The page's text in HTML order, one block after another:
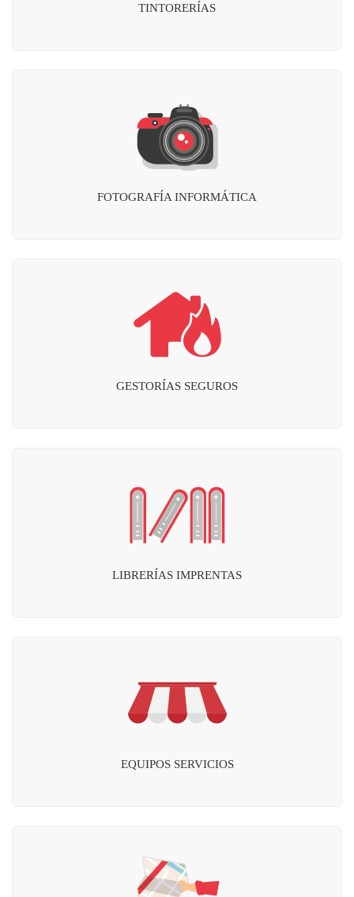
TINTORERÍAS
FOTOGRAFÍA INFORMÁTICA
GESTORÍAS SEGUROS
LIBRERÍAS IMPRENTAS
EQUIPOS SERVICIOS